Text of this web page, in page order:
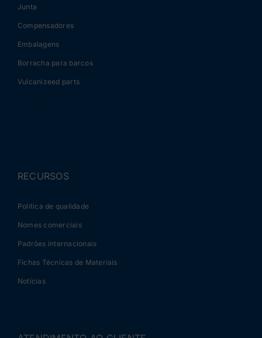
Junta
Compensadores
Embalagens
Borracha para barcos
Vulcanizeed parts
RECURSOS
Política de qualidade
Nomes comerciais
Padrões internacionais
Fichas Técnicas de Materiais
Notícias